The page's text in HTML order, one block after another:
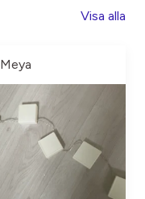
Visa alla
Meya